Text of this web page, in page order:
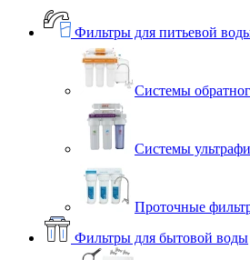
Фильтры для питьевой
Системы
Системы
Проточные
Фильтры для бытовой воды